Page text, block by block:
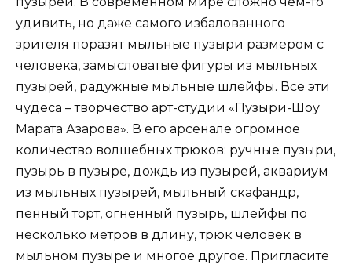
удивить, но даже самого избалованного
зрителя поразят мыльные пузыри размером с
человека, замысловатые фигуры из мыльных
пузырей, радужные мыльные шлейфы. Все эти
чудеса – творчество арт-студии «Пузыри-Шоу
Марата Азарова». В его арсенале огромное
количество волшебных трюков: ручные пузыри,
пузырь в пузыре, дождь из пузырей, аквариум
из мыльных пузырей, мыльный скафандр,
пенный торт, огненный пузырь, шлейфы по
несколько метров в длину, трюк человек в
мыльном пузыре и многое другое. Пригласите